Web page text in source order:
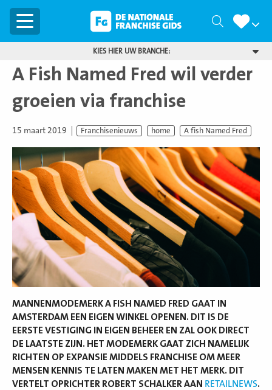
Menu Zoeken
KIES HIER UW BRANCHE:
A Fish Named Fred wil verder
groeien via franchise
15 maart 2019 Franchisenieuws home A fish Named Fred
MANNENMODEMERK A FISH NAMED FRED GAAT IN
AMSTERDAM EEN EIGEN WINKEL OPENEN. DIT IS DE
EERSTE VESTIGING IN EIGEN BEHEER EN ZAL OOK DIRECT
DE LAATSTE ZIJN. HET MODEMERK GAAT ZICH NAMELIJK
RICHTEN OP EXPANSIE MIDDELS FRANCHISE OM MEER
MENSEN KENNIS TE LATEN MAKEN MET HET MERK. DIT
VERTELT OPRICHTER ROBERT SCHALKER AAN RETAILNEWS.